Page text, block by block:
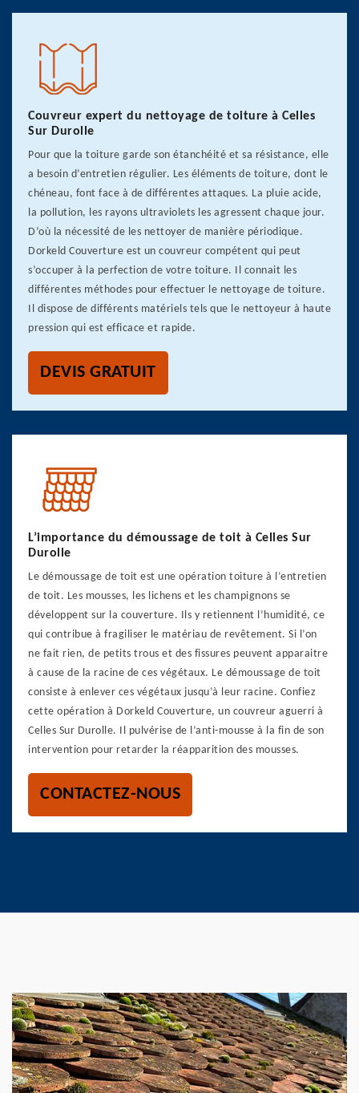
Couvreur expert du nettoyage de toiture à Celles
Sur Durolle
Pour que la toiture garde son étanchéité et sa résistance, elle
a besoin d’entretien régulier. Les éléments de toiture, dont le
chéneau, font face à de différentes attaques. La pluie acide,
la pollution, les rayons ultraviolets les agressent chaque jour.
D’où la nécessité de les nettoyer de manière périodique.
Dorkeld Couverture est un couvreur compétent qui peut
s’occuper à la perfection de votre toiture. Il connait les
différentes méthodes pour effectuer le nettoyage de toiture.
Il dispose de différents matériels tels que le nettoyeur à haute
pression qui est efficace et rapide.
DEVIS GRATUIT
L’importance du démoussage de toit à Celles Sur
Durolle
Le démoussage de toit est une opération toiture à l’entretien
de toit. Les mousses, les lichens et les champignons se
développent sur la couverture. Ils y retiennent l’humidité, ce
qui contribue à fragiliser le matériau de revêtement. Si l’on
ne fait rien, de petits trous et des fissures peuvent apparaitre
à cause de la racine de ces végétaux. Le démoussage de toit
consiste à enlever ces végétaux jusqu’à leur racine. Confiez
cette opération à Dorkeld Couverture, un couvreur aguerri à
Celles Sur Durolle. Il pulvérise de l’anti-mousse à la fin de son
intervention pour retarder la réapparition des mousses.
CONTACTEZ-NOUS